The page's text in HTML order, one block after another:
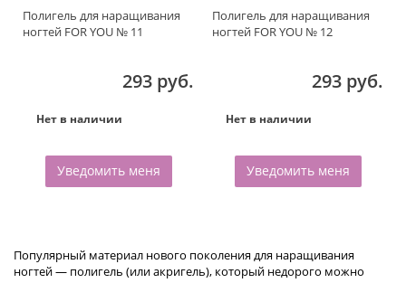
Полигель для наращивания
ногтей FOR YOU № 11
293 руб.
Нет в наличии
Уведомить меня
Полигель для наращивания
ногтей FOR YOU № 12
293 руб.
Нет в наличии
Уведомить меня
Популярный материал нового поколения для наращивания
ногтей — полигель (или акригель), который недорого можно